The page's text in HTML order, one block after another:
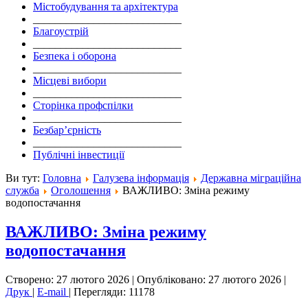
Містобудування та архітектура
Благоустрій
Безпека і оборона
Місцеві вибори
Сторінка профспілки
Безбар’єрність
Публічні інвестиції
Ви тут: Головна Галузева інформація
Державна міграційна
служба
Оголошення
ВАЖЛИВО: Зміна режиму
водопостачання
ВАЖЛИВО: Зміна режиму
водопостачання
Створено: 27 лютого 2026 | Опубліковано: 27 лютого 2026 |
Друк | E-mail | Перегляди: 11178